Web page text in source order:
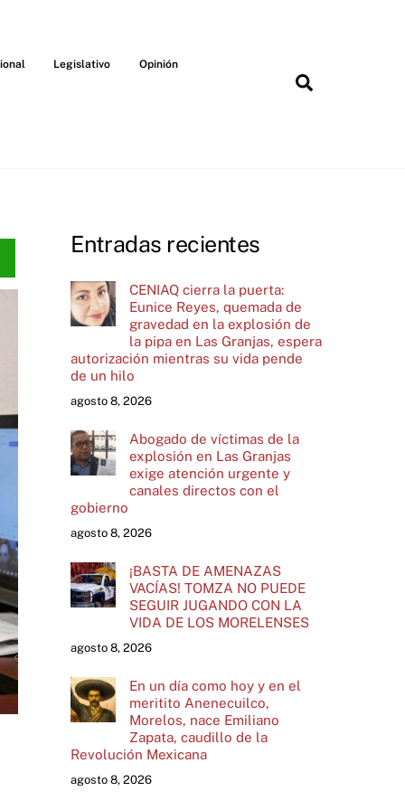
Legislativo Opinión
Entradas recientes
CENIAQ cierra la puerta:
Eunice Reyes, quemada de
gravedad en la explosión de
la pipa en Las Granjas, espera
autorización mientras su vida pende
de un hilo
agosto 8, 2026
Abogado de víctimas de la
explosión en Las Granjas
exige atención urgente y
canales directos con el
gobierno
agosto 8, 2026
¡BASTA DE AMENAZAS
VACÍAS! TOMZA NO PUEDE
SEGUIR JUGANDO CON LA
VIDA DE LOS MORELENSES
agosto 8, 2026
En un día como hoy y en el
meritito Anenecuilco,
Morelos, nace Emiliano
Zapata, caudillo de la
Revolución Mexicana
agosto 8, 2026